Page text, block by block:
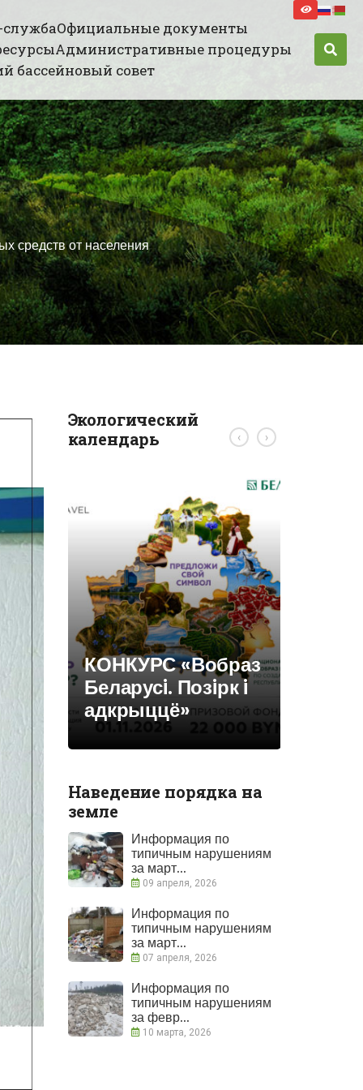
службаОфициальные документы
Административные процедуры
бассейновый совет
средств от населения
Экологический
календарь
КОНКУРС «Вобраз
Беларусi. Позiрк i
адкрыццё»
‹ ›
Наведение порядка на
земле
Информация по
типичным нарушениям
за март...
09 апреля, 2026
Информация по
типичным нарушениям
за март...
07 апреля, 2026
Информация по
типичным нарушениям
за февр...
10 марта, 2026